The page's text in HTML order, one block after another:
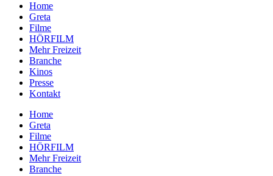
Home
Greta
Filme
HÖRFILM
Mehr Freizeit
Branche
Kinos
Presse
Kontakt
Home
Greta
Filme
HÖRFILM
Mehr Freizeit
Branche